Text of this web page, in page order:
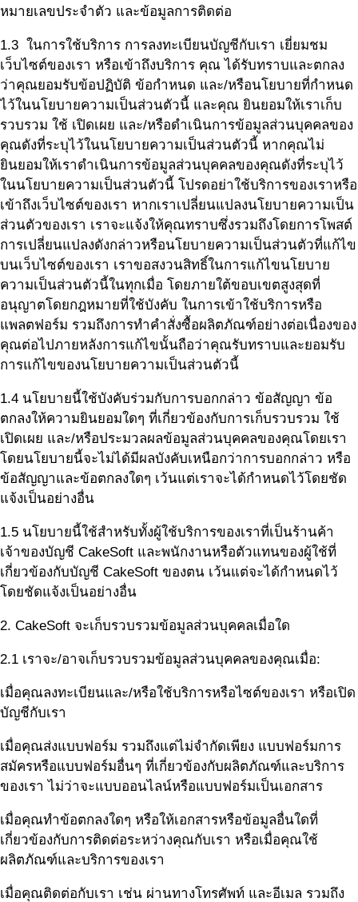
หมายเลขประจำตัว และข้อมูลการติดต่อ
1.3 ในการใช้บริการ การลงทะเบียนบัญชีกับเรา เยี่ยมชม
เว็บไซต์ของเรา หรือเข้าถึงบริการ คุณ ได้รับทราบและตกลง
ว่าคุณยอมรับข้อปฏิบัติ ข้อกำหนด และ/หรือนโยบายที่กำหนด
ไว้ในนโยบายความเป็นส่วนตัวนี้ และคุณ ยินยอมให้เราเก็บ
รวบรวม ใช้ เปิดเผย และ/หรือดำเนินการข้อมูลส่วนบุคคลของ
คุณดังที่ระบุไว้ในนโยบายความเป็นส่วนตัวนี้ หากคุณไม่
ยินยอมให้เราดำเนินการข้อมูลส่วนบุคคลของคุณดังที่ระบุไว้
ในนโยบายความเป็นส่วนตัวนี้ โปรดอย่าใช้บริการของเราหรือ
เข้าถึงเว็บไซต์ของเรา หากเราเปลี่ยนแปลงนโยบายความเป็น
ส่วนตัวของเรา เราจะแจ้งให้คุณทราบซึ่งรวมถึงโดยการโพสต์
การเปลี่ยนแปลงดังกล่าวหรือนโยบายความเป็นส่วนตัวที่แก้ไข
บนเว็บไซต์ของเรา เราขอสงวนสิทธิ์ในการแก้ไขนโยบาย
ความเป็นส่วนตัวนี้ในทุกเมื่อ โดยภายใต้ขอบเขตสูงสุดที่
อนุญาตโดยกฎหมายที่ใช้บังคับ ในการเข้าใช้บริการหรือ
แพลตฟอร์ม รวมถึงการทำคำสั่งซื้อผลิตภัณฑ์อย่างต่อเนื่องของ
คุณต่อไปภายหลังการแก้ไขนั้นถือว่าคุณรับทราบและยอมรับ
การแก้ไขของนโยบายความเป็นส่วนตัวนี้
1.4 นโยบายนี้ใช้บังคับร่วมกับการบอกกล่าว ข้อสัญญา ข้อ
ตกลงให้ความยินยอมใดๆ ที่เกี่ยวข้องกับการเก็บรวบรวม ใช้
เปิดเผย และ/หรือประมวลผลข้อมูลส่วนบุคคลของคุณโดยเรา
โดยนโยบายนี้จะไม่ได้มีผลบังคับเหนือกว่าการบอกกล่าว หรือ
ข้อสัญญาและข้อตกลงใดๆ เว้นแต่เราจะได้กำหนดไว้โดยชัด
แจ้งเป็นอย่างอื่น
1.5 นโยบายนี้ใช้สำหรับทั้งผู้ใช้บริการของเราที่เป็นร้านค้า
เจ้าของบัญชี CakeSoft และพนักงานหรือตัวแทนของผู้ใช้ที่
เกี่ยวข้องกับบัญชี CakeSoft ของตน เว้นแต่จะได้กำหนดไว้
โดยชัดแจ้งเป็นอย่างอื่น
2. CakeSoft จะเก็บรวบรวมข้อมูลส่วนบุคคลเมื่อใด
2.1 เราจะ/อาจเก็บรวบรวมข้อมูลส่วนบุคคลของคุณเมื่อ:
เมื่อคุณลงทะเบียนและ/หรือใช้บริการหรือไซต์ของเรา หรือเปิด
บัญชีกับเรา
เมื่อคุณส่งแบบฟอร์ม รวมถึงแต่ไม่จำกัดเพียง แบบฟอร์มการ
สมัครหรือแบบฟอร์มอื่นๆ ที่เกี่ยวข้องกับผลิตภัณฑ์และบริการ
ของเรา ไม่ว่าจะแบบออนไลน์หรือแบบฟอร์มเป็นเอกสาร
เมื่อคุณทำข้อตกลงใดๆ หรือให้เอกสารหรือข้อมูลอื่นใดที่
เกี่ยวข้องกับการติดต่อระหว่างคุณกับเรา หรือเมื่อคุณใช้
ผลิตภัณฑ์และบริการของเรา
เมื่อคุณติดต่อกับเรา เช่น ผ่านทางโทรศัพท์ และอีเมล รวมถึง